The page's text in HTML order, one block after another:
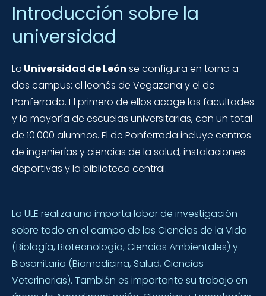
Introducción sobre la
universidad
La Universidad de León se configura en torno a
dos campus: el leonés de Vegazana y el de
Ponferrada. El primero de ellos acoge las facultades
y la mayoría de escuelas universitarias, con un total
de 10.000 alumnos. El de Ponferrada incluye centros
de ingenierías y ciencias de la salud, instalaciones
deportivas y la biblioteca central.
La ULE realiza una importa labor de investigación
sobre todo en el campo de las Ciencias de la Vida
(Biología, Biotecnología, Ciencias Ambientales) y
Biosanitaria (Biomedicina, Salud, Ciencias
Veterinarias). También es importante su trabajo en